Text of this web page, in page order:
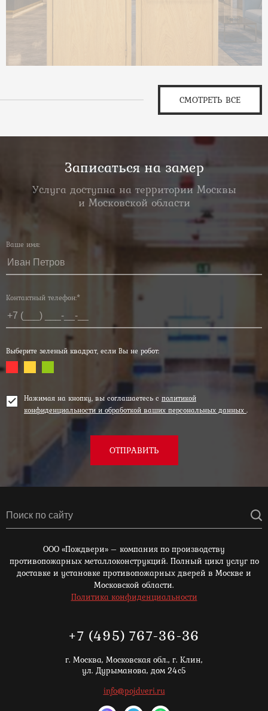
СМОТРЕТЬ ВСЕ
Записаться на замер
Услуга доступна на территории Москвы
и Московской области
Ваше имя:
Контактный телефон:*
Выберите зеленый квадрат, если Вы не робот:
Нажимая на кнопку, вы соглашаетесь с политикой
конфиденциальности и обработкой ваших персональных данных .
ОТПРАВИТЬ
ООО «Пождвери» – компания по производству
противопожарных металлоконструкций. Полный цикл услуг по
доставке и установке противопожарных дверей в Москве и
Московской области.
Политика конфиденциальности
+7 (495) 767-36-36
г. Москва, Московская обл., г. Клин,
ул. Дурыманова, дом 24с5
info@pojdveri.ru